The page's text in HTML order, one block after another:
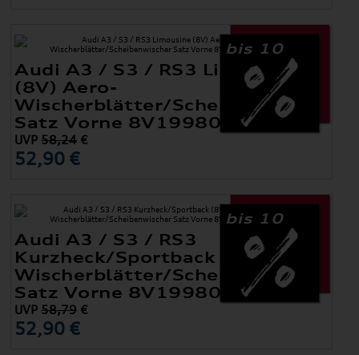
bis 10
Audi A3 / S3 / RS3 Limousine
(8V) Aero-
Wischerblätter/Scheibenwischer
Satz Vorne 8V1998002A
UVP58,24 €
52,90 €
bis 10
Audi A3 / S3 / RS3
Kurzheck/Sportback (8V) Aero-
Wischerblätter/Scheibenwischer
Satz Vorne 8V1998002B
UVP58,79 €
52,90 €